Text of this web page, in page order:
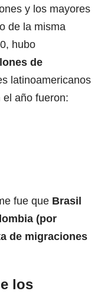
y los mayores
de la misma
hubo
de
latinoamericanos
año fueron:
fue que Brasil
(por
de migraciones
los